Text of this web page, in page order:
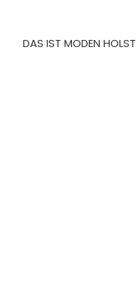
DAS IST MODEN HOLST